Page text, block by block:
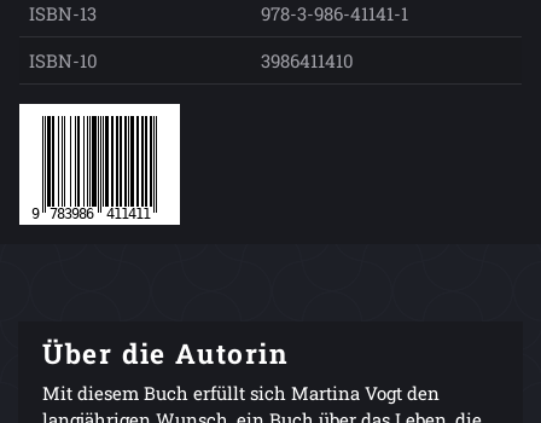
ISBN-13
978-3-986-41141-1
ISBN-10
3986411410
Über die Autorin
Mit diesem Buch erfüllt sich Martina Vogt den